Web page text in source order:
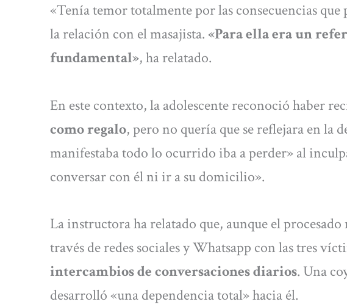
«Tenía temor totalmente por las consecuencias
la relación con el masajista.«Para ella era un
fundamental», ha relatado.
En este contexto, la adolescente reconoció haber
como regalo, pero no quería que se reflejara en la
manifestaba todo lo ocurrido iba a perder» al
conversar con él ni ir a su domicilio».
La instructora ha relatado que, aunque el
través de redes sociales y Whatsapp con las tres
intercambios de conversaciones diarios. Una
desarrolló «una dependencia total» hacia él.